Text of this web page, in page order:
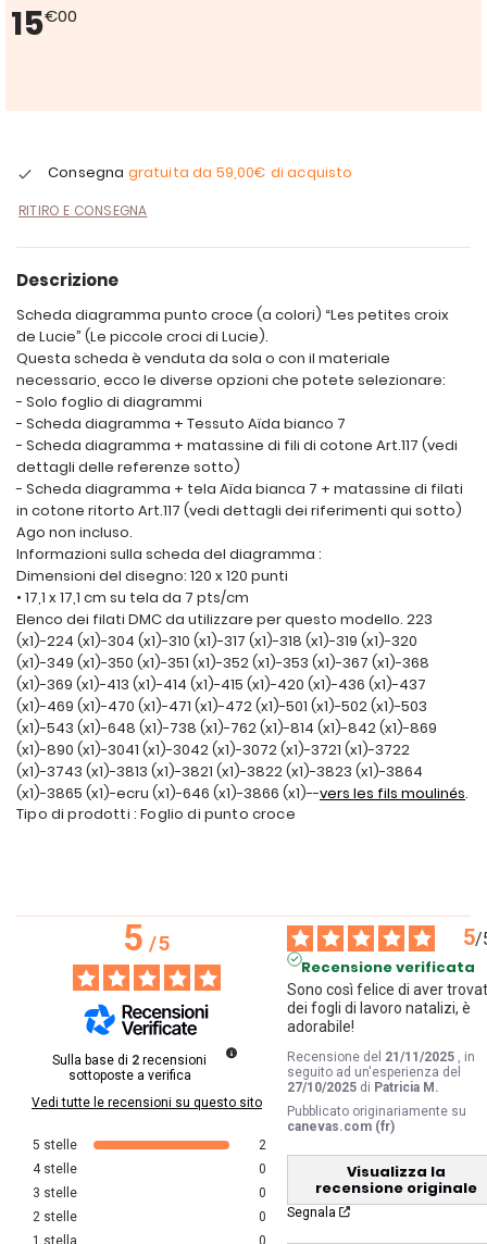
15€00
Consegna gratuita da 59,00€ di acquisto
RITIRO E CONSEGNA
Descrizione
Scheda diagramma punto croce (a colori) “Les petites croix
de Lucie” (Le piccole croci di Lucie).
Questa scheda è venduta da sola o con il materiale
necessario, ecco le diverse opzioni che potete selezionare:
- Solo foglio di diagrammi
- Scheda diagramma + Tessuto Aïda bianco 7
- Scheda diagramma + matassine di fili di cotone Art.117 (vedi
dettagli delle referenze sotto)
- Scheda diagramma + tela Aïda bianca 7 + matassine di filati
in cotone ritorto Art.117 (vedi dettagli dei riferimenti qui sotto)
Ago non incluso.
Informazioni sulla scheda del diagramma :
Dimensioni del disegno: 120 x 120 punti
• 17,1 x 17,1 cm su tela da 7 pts/cm
Elenco dei filati DMC da utilizzare per questo modello. 223
(x1)-224 (x1)-304 (x1)-310 (x1)-317 (x1)-318 (x1)-319 (x1)-320
(x1)-349 (x1)-350 (x1)-351 (x1)-352 (x1)-353 (x1)-367 (x1)-368
(x1)-369 (x1)-413 (x1)-414 (x1)-415 (x1)-420 (x1)-436 (x1)-437
(x1)-469 (x1)-470 (x1)-471 (x1)-472 (x1)-501 (x1)-502 (x1)-503
(x1)-543 (x1)-648 (x1)-738 (x1)-762 (x1)-814 (x1)-842 (x1)-869
(x1)-890 (x1)-3041 (x1)-3042 (x1)-3072 (x1)-3721 (x1)-3722
(x1)-3743 (x1)-3813 (x1)-3821 (x1)-3822 (x1)-3823 (x1)-3864
(x1)-3865 (x1)-ecru (x1)-646 (x1)-3866 (x1)--vers les fils moulinés.
Tipo di prodotti : Foglio di punto croce
5/5
Sulla base di 2 recensioni
sottoposte a verifica
Vedi tutte le recensioni su questo sito
5 stelle
2
4 stelle
0
3 stelle
0
2 stelle
0
1 stella 0
5/
Recensione verificata
Sono così felice di aver
dei fogli di lavoro natalizi, è
adorabile!
Recensione del 21/11/2025
, in
seguito ad un'esperienza del
27/10/2025 di Patricia M.
Pubblicato originariamente su
canevas.com (fr)
Visualizza la
recensione originale
Segnala